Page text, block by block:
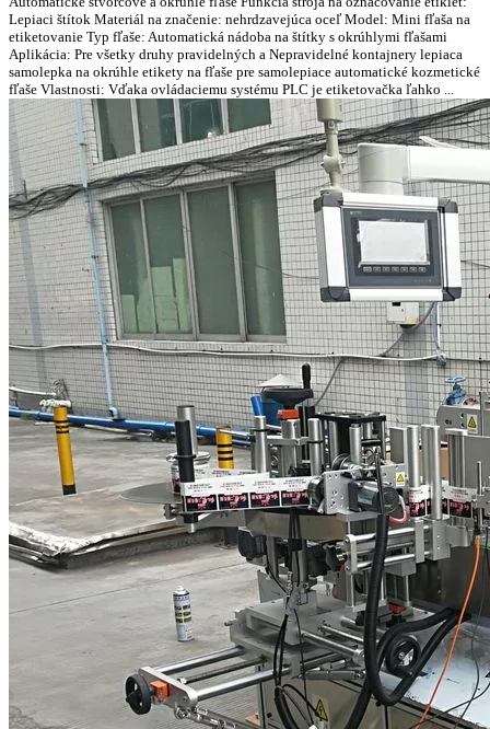
Lepiaci štítok Materiál na značenie: nehrdzavejúca oceľ Model: Mini fľaša na
etiketovanie Typ fľaše: Automatická nádoba na štítky s okrúhlymi fľašami
Aplikácia: Pre všetky druhy pravidelných a Nepravidelné kontajnery lepiaca
samolepka na okrúhle etikety na fľaše pre samolepiace automatické kozmetické
fľaše Vlastnosti: Vďaka ovládaciemu systému PLC je etiketovačka ľahko ...